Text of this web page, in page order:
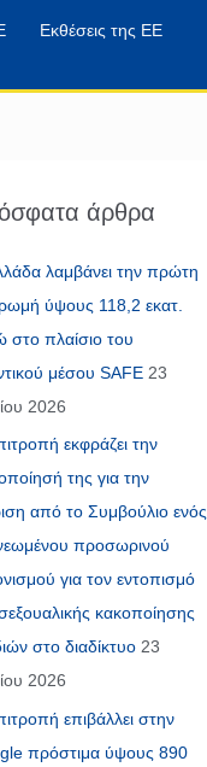
Εκθέσεις της ΕΕ
άρθρα
λαμβάνει την πρώτη
ύψους 118,2 εκατ.
στο πλαίσιο του
μέσου SAFE 23
2026
εκφράζει την
της για την
από το Συμβούλιο ενός
προσωρινού
για τον εντοπισμό
κακοποίησης
στο διαδίκτυο 23
2026
επιβάλλει στην
πρόστιμα ύψους 890